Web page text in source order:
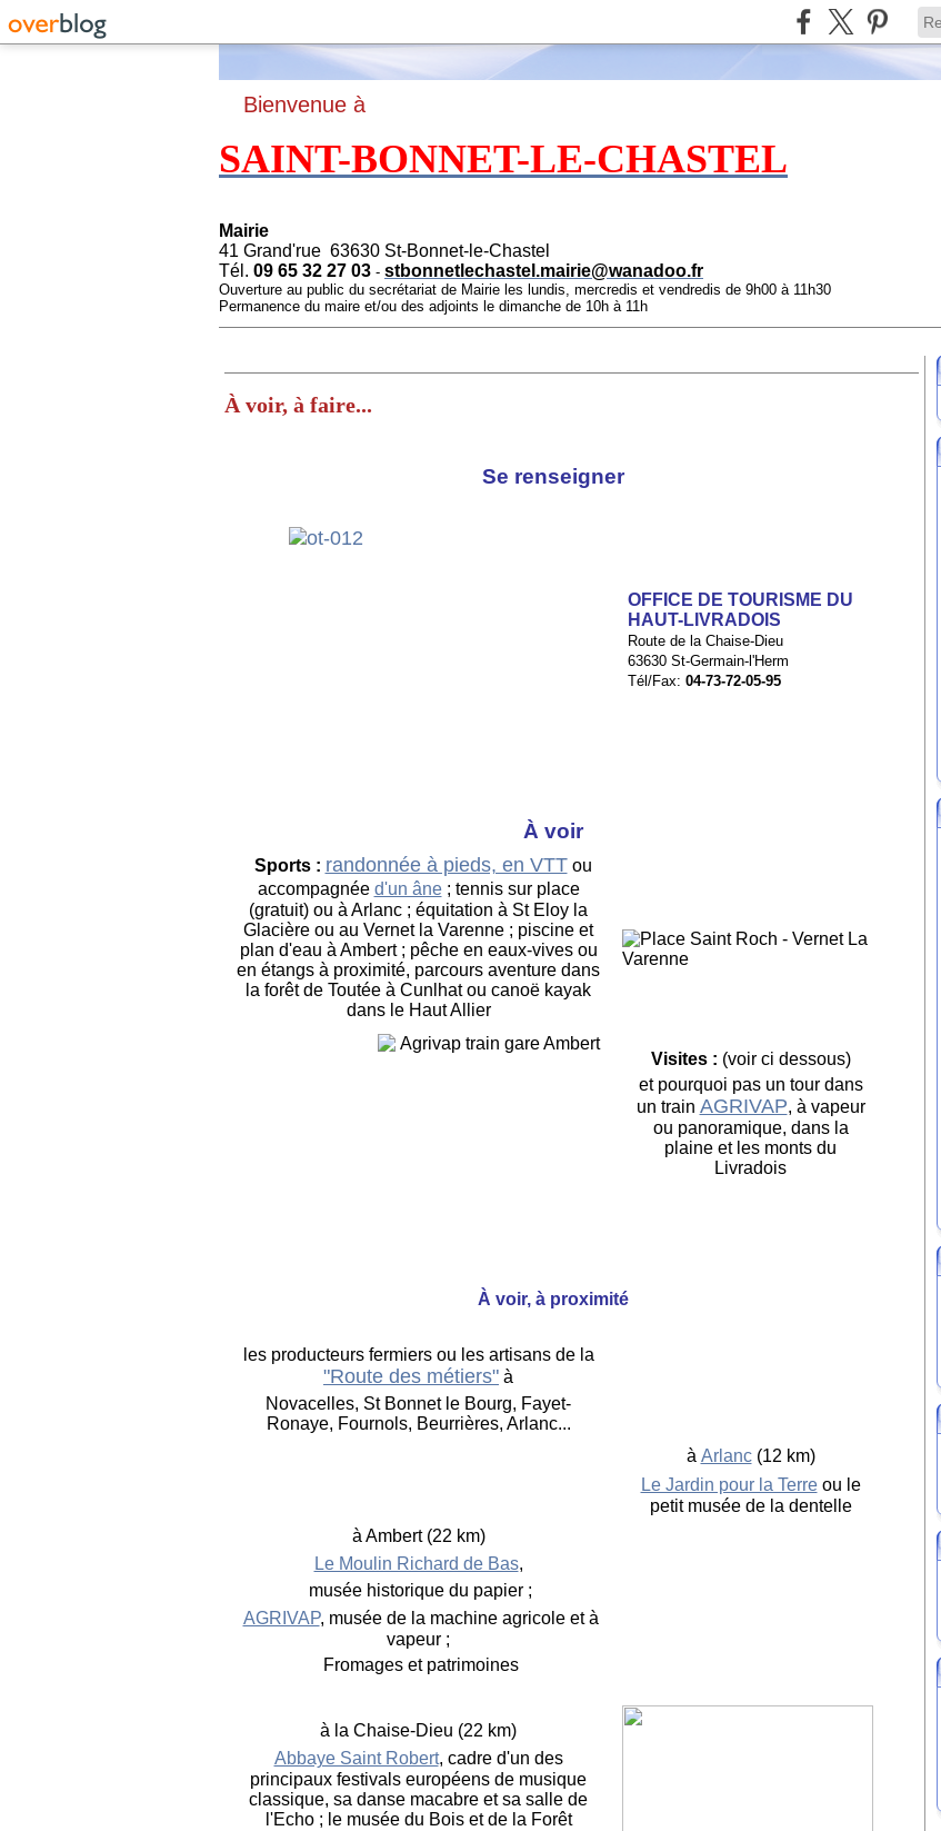
Bienvenue à
SAINT-BONNET-LE-CHASTEL
Mairie
41 Grand'rue 63630 St-Bonnet-le-Chastel
Tél. 09 65 32 27 03 - stbonnetlechastel.mairie@wanadoo.fr
Ouverture au public du secrétariat de Mairie les lundis, mercredis et vendredis de 9h00 à 11h30
Permanence du maire et/ou des adjoints le dimanche de 10h à 11h
À voir, à faire...
Se renseigner
OFFICE DE TOURISME DU
HAUT-LIVRADOIS
Route de la Chaise-Dieu
63630 St-Germain-l'Herm
Tél/Fax: 04-73-72-05-95
À voir
Sports : randonnée à pieds, en VTTou
accompagnée d'un âne ; tennis sur place
(gratuit) ou à Arlanc ; équitation à St Eloy la
Glacière ou au Vernet la Varenne ; piscine et
plan d'eau à Ambert ; pêche en eaux-vives ou
en étangs à proximité, parcours aventure dans
la forêt de Toutée à Cunlhat ou canoë kayak
dans le Haut Allier
Visites : (voir ci dessous)
et pourquoi pas un tour dans
un train AGRIVAP, à vapeur
ou panoramique, dans la
plaine et les monts du
Livradois
À voir, à proximité
les producteurs fermiers ou les artisans de la
"Route des métiers" à
Novacelles, St Bonnet le Bourg, Fayet-
Ronaye, Fournols, Beurrières, Arlanc...
à Arlanc (12 km)
Le Jardin pour la Terreou le
petit musée de la dentelle
à Ambert (22 km)
Le Moulin Richard de Bas,
musée historique du papier ;
AGRIVAP, musée de la machine agricole et à
vapeur ;
Fromages et patrimoines
à la Chaise-Dieu (22 km)
Abbaye Saint Robert, cadre d'un des
principaux festivals européens de musique
classique, sa danse macabre et sa salle de
l'Echo ; le musée du Bois et de la Forêt